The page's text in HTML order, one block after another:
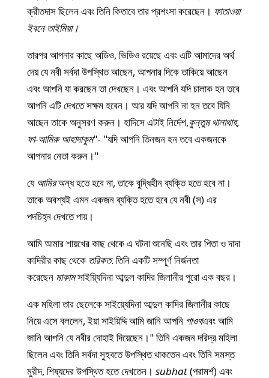
ক্রীতদাস ছিলেন এবং তিনি কিতাবে তার প্রশংসা করেছেন। ফাতাওয়া
ইবনে তাইমিয়া।
তারপর আপনার কাছে অডিও, ভিডিও রয়েছে এবং এটি আমাদের অর্থ
দেয় যে নবী সর্বদা উপস্থিত আছেন, আপনার দিকে তাকিয়ে আছেন
এবং আপনি যা করছেন তা দেখছেন। এবং আপনি যদি চালাক হন তবে
আপনি এটি দেখতে সক্ষম হবেন। আর যদি আপনি না হন তবে যিনি
আছেন তাকে অনুসরণ করুন। হাদিসে এটাই নির্দেশ,কুন্তুম থালাথাহ,
ফা-আমিরু আহাদাকুম"- "যদি আপনি তিনজন হন তবে একজনকে
আপনার নেতা করুন।"
যে আমিরঅন্ধ হতে হবে না, তাকে বুদ্ধিহীন ব্যক্তি হতে হবে না।
তাকে অবশ্যই এমন একজন ব্যক্তি হতে হবে যে নবী (স) এর
পদচিহ্ন দেখতে পায়।
আমি আমার শায়খের কাছ থেকে এ ঘটনা শুনেছি এবং তার পিতা ও দাদা
কাদিরীর কাছ থেকে তরিকত. তিনি একটি সম্পূর্ণ নির্জনতা
করেছেন মাকামসাইয়্যিদিনা আব্দুল কাদির জিলানীর পুরো এক বছর।
এক মহিলা তার ছেলেকে সাইয়্যেদিনা আব্দুল কাদির জিলানীর কাছে
নিয়ে এসে বললেন, ইয়া সাইয়িদ্দি আমি জানি আপনি গাওথএবং আমি
জানি আপনি যে নবীর দোহাই দিয়েছেন।" তিনি একজন দরিদ্র মহিলা
ছিলেন এবং তিনি সর্বদা সুহবতে উপস্থিত থাকতেন এবং তিনি সমস্ত
মুরীদ, শিষ্যদের উপস্থিত হতে দেখতেন। subhat(পরামর্শ) এবং